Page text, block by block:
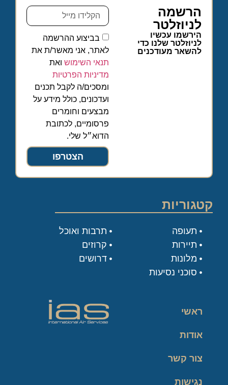
הרשמה
לניוזלטר
הירשמו עכשיו
לניוזלטר שלנו כדי
להשאר מעודכנים
בביצוע ההרשמה
לאתר, אני מאשר/ת את
תנאי השימוש ואת
מדיניות הפרטיות
ומסכים/ה לקבל תכנים
ועדכונים, כולל מידע על
מבצעים וחומרים
פרסומיים, לכתובת
הדוא״ל שלי.
הצטרפו
קטגוריות
תעופה
תיירות
מלונות
סוכני נסיעות
תרבות ואוכל
קרוזים
דרושים
ראשי
אודות
צור קשר
נגישות